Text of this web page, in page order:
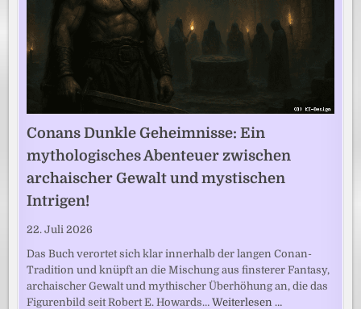
Conans Dunkle Geheimnisse: Ein
mythologisches Abenteuer zwischen
archaischer Gewalt und mystischen
Intrigen!
22. Juli 2026
Das Buch verortet sich klar innerhalb der langen Conan-
Tradition und knüpft an die Mischung aus finsterer Fantasy,
archaischer Gewalt und mythischer Überhöhung an, die das
Figurenbild seit Robert E. Howards…Weiterlesen …